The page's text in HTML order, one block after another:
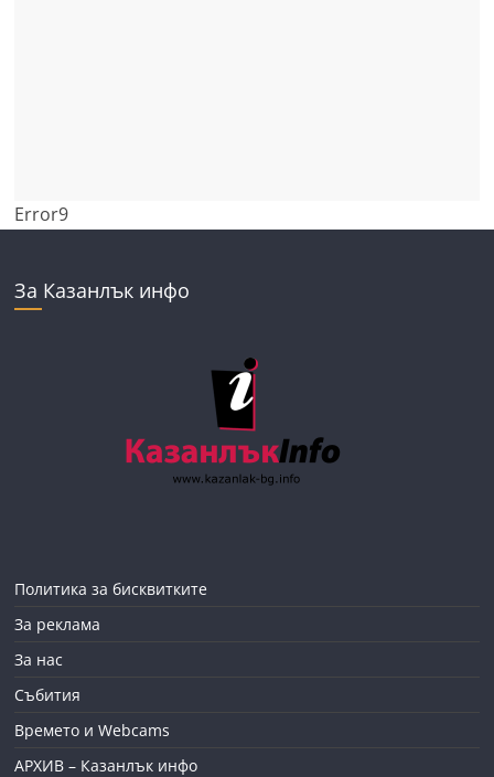
Error9
За Казанлък инфо
Политика за бисквитките
За реклама
За нас
Събития
Времето и Webcams
АРХИВ – Казанлък инфо